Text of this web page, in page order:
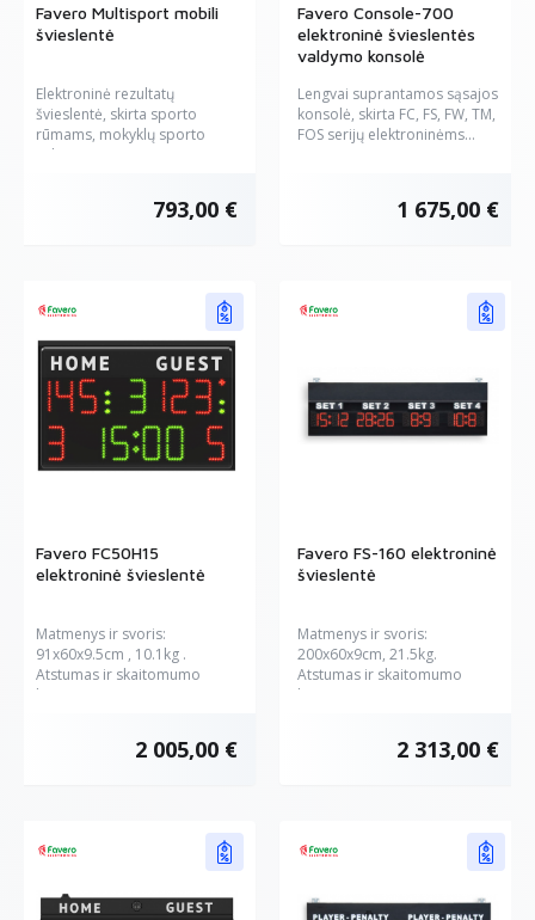
Favero Multisport mobili
švieslentė
Elektroninė rezultatų
švieslentė, skirta sporto
rūmams, mokyklų sporto
salėms, ar...
793,00 €
Favero Console-700
elektroninė švieslentės
valdymo konsolė
Lengvai suprantamos sąsajos
konsolė, skirta FC, FS, FW, TM,
FOS serijų elektroninėms...
1 675,00 €
Favero FC50H15
elektroninė švieslentė
Matmenys ir svoris:
91x60x9.5cm , 10.1kg .
Atstumas ir skaitomumo
kampas:...
2 005,00 €
Favero FS-160 elektroninė
švieslentė
Matmenys ir svoris:
200x60x9cm, 21.5kg.
Atstumas ir skaitomumo
kampas: 90...
2 313,00 €